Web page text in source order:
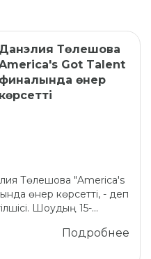
Данэлия Төлешова
Got Talent
финалында өнер
көрсетті
Төлешова "America's
өнер көрсетті, - деп
Шоудың 15-...
Подробнее